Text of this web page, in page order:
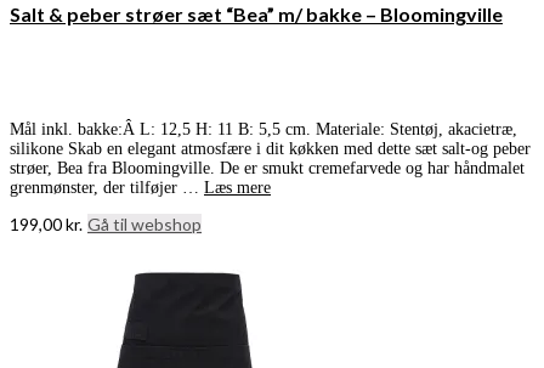
Salt & peber strøer sæt “Bea” m/ bakke – Bloomingville
Mål inkl. bakke:Â L: 12,5 H: 11 B: 5,5 cm. Materiale: Stentøj, akacietræ,
silikone Skab en elegant atmosfære i dit køkken med dette sæt salt-og peber
strøer, Bea fra Bloomingville. De er smukt cremefarvede og har håndmalet
grenmønster, der tilføjer … Læs mere
199,00kr. Gå til webshop